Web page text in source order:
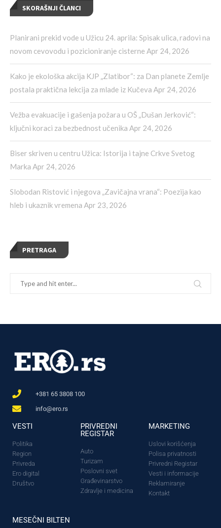
SKORAŠNJI ČLANCI
Planirani prekid vode u Užicu 24. aprila: Spisak ulica, radovi na
novom cevovodu i pozicioniranje cisterne Apr 24, 2026
Kako je ekološka akcija KJP „Zlatibor“: za Dan planete Zemlje
postala praktična lekcija za mlade iz Kučeva Apr 24, 2026
Vežba evakuacije i gašenja požara u OŠ „Dušan Jerković“:
ključni koraci za bezbednost učenika Apr 24, 2026
Biser skriven u centru Užica: Istorija i tajne Crkve Svetog
Marka Apr 24, 2026
Slobodan Ristović i njegova „Zavičajna vrana“: Poezija kao
hleb i ukaznik vremena Apr 23, 2026
PRETRAGA
+381 65 3808 100
info@ero.rs
VESTI
Politika
Region
Privreda
Ero digital
Društvo
PRIVREDNI
REGISTAR
Auto
Turizam
Poslovni svet
Građevinarstvo
Zdravlje i medicina
MARKETING
Uslovi korišćenja
Polisa privatnosti
Privredni Registar
Vesti i informacije
Reklamiranje
Kontakt
MESEČNI BILTEN